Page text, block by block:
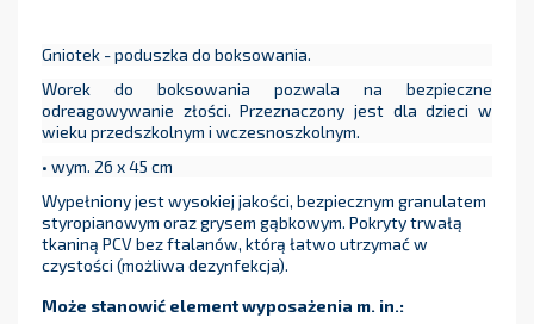
Gniotek - poduszka do boksowania.
Worek do boksowania pozwala na bezpieczne
odreagowywanie złości. Przeznaczony jest dla dzieci w
wieku przedszkolnym i wczesnoszkolnym.
• wym. 26 x 45 cm
Wypełniony jest wysokiej jakości, bezpiecznym granulatem
styropianowym oraz grysem gąbkowym. Pokryty trwałą
tkaniną PCV bez ftalanów, którą łatwo utrzymać w
czystości (możliwa dezynfekcja).
Może stanowić element wyposażenia m. in.: